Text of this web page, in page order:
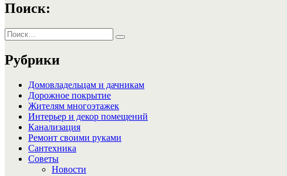
Поиск:
Искать:
Поиск
Рубрики
Домовладельцам и дачникам
Дорожное покрытие
Жителям многоэтажек
Интерьер и декор помещений
Канализация
Ремонт своими руками
Сантехника
Советы
Новости